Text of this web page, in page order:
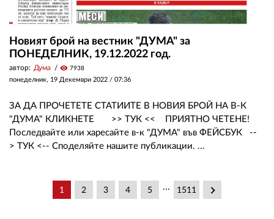
Новият брой на вестник "ДУМА" за
ПОНЕДЕЛНИК, 19.12.2022 год.
автор: Дума visibility 7938
понеделник, 19 Декември 2022 / 07:36
ЗА ДА ПРОЧЕТЕТЕ СТАТИИТЕ В НОВИЯ БРОЙ НА В-К
"ДУМА" КЛИКНЕТЕ >> ТУК << ПРИЯТНО ЧЕТЕНЕ!
Последвайте или харесайте в-к "ДУМА" във ФЕЙСБУК --
> ТУК <-- Споделяйте нашите публикации. ...
1 2 3 4 5 ... 1511 keyboard_arrow_right